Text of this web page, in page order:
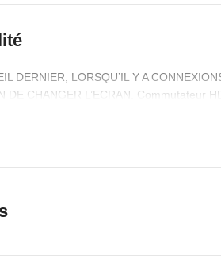
DERNIER, LORSQU’IL Y A
CHANGER L’ECRAN. Commutateur